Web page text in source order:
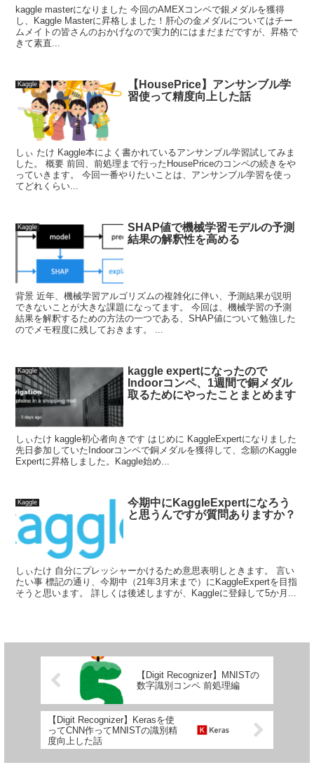
kaggle masterになりました 今回のAMEXコンペで銀メダルを獲得
し、Kaggle Masterに昇格しました！肝心の金メダルについてはチー
ムメイトの皆さんのおかげなので実力的にはまだまだですが、昇格で
きて素直...
Kaggle
【HousePrice】アンサンブル学
習使って精度向上した話
しぃ たけ Kaggle本によく書かれているアンサンブル学習試してみま
した。 概要 前回、前処理まで行ったHousePriceのコンペの続きをや
っていきます。 今回一番やりたいことは、アンサンブル学習を使っ
てどれくらい...
Kaggle
SHAP値で機械学習モデルの予測
結果の解釈性を高める
背景 近年、機械学習アルゴリズムの複雑化に伴い、予測結果が説明
できないことが大きな課題になってます。 今回は、機械学習の予測
結果を解釈するための方法の一つである、SHAP値について勉強した
のでメモ程度に残しておきます。 ...
Kaggle
kaggle expertになったので
Indoorコンペ、1週間で銅メダル
取るためにやったことまとめます
しぃたけ kaggle初心者向きです はじめに KaggleExpertになりました
先日参加していたIndoorコンペで銅メダルを獲得して、念願のKaggle
Expertに昇格しました。Kaggle始め...
Kaggle
今期中にKaggleExpertになろう
と思うんですが質問ありますか？
しぃたけ 自分にプレッシャーかけるため意思表明しときます。 言い
たい事 標記の通り、今期中（21年3月末まで）にKaggleExpertを目指
そうと思います。 詳しくは後述しますが、Kaggleに登録して5か月...
【Digit Recognizer】MNISTの
数字識別コンペ 前処理編
【Digit Recognizer】Kerasを使
ってCNN作ってMNISTの識別精
度向上した話